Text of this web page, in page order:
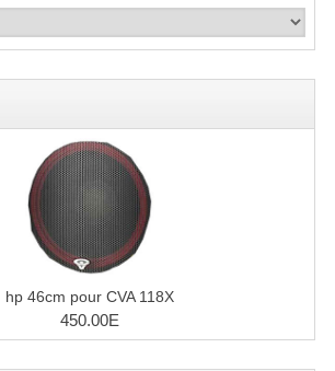
Micro, Pieds De Régie
Cellule (s)
Diamants
Pieds D'enceintes
Selecteurs Audio Vidéo
hp 46cm pour CVA 118X
450.00E